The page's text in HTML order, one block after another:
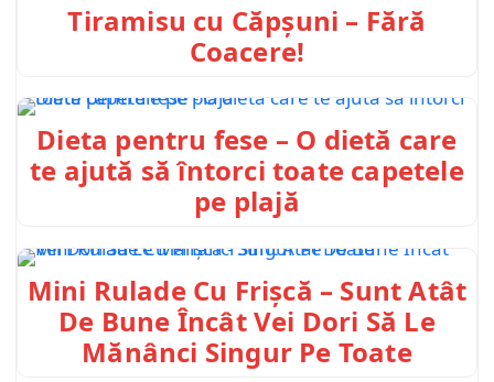
Tiramisu cu Căpșuni – Fără
Coacere!
Dieta pentru fese – O dietă care
te ajută să întorci toate capetele
pe plajă
Mini Rulade Cu Frișcă – Sunt Atât
De Bune Încât Vei Dori Să Le
Mănânci Singur Pe Toate